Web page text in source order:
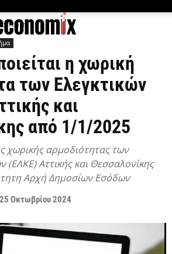
η χωρική
των Ελεγκτικών
και
από 1/1/2025
χωρικής αρμοδιότητας των
(ΕΛΚΕ) Αττικής και Θεσσαλονίκης
Αρχή Δημοσίων Εσόδων
25 Οκτωβρίου 2024